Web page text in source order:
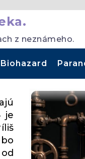
z neznámeho.
Biohazard
je